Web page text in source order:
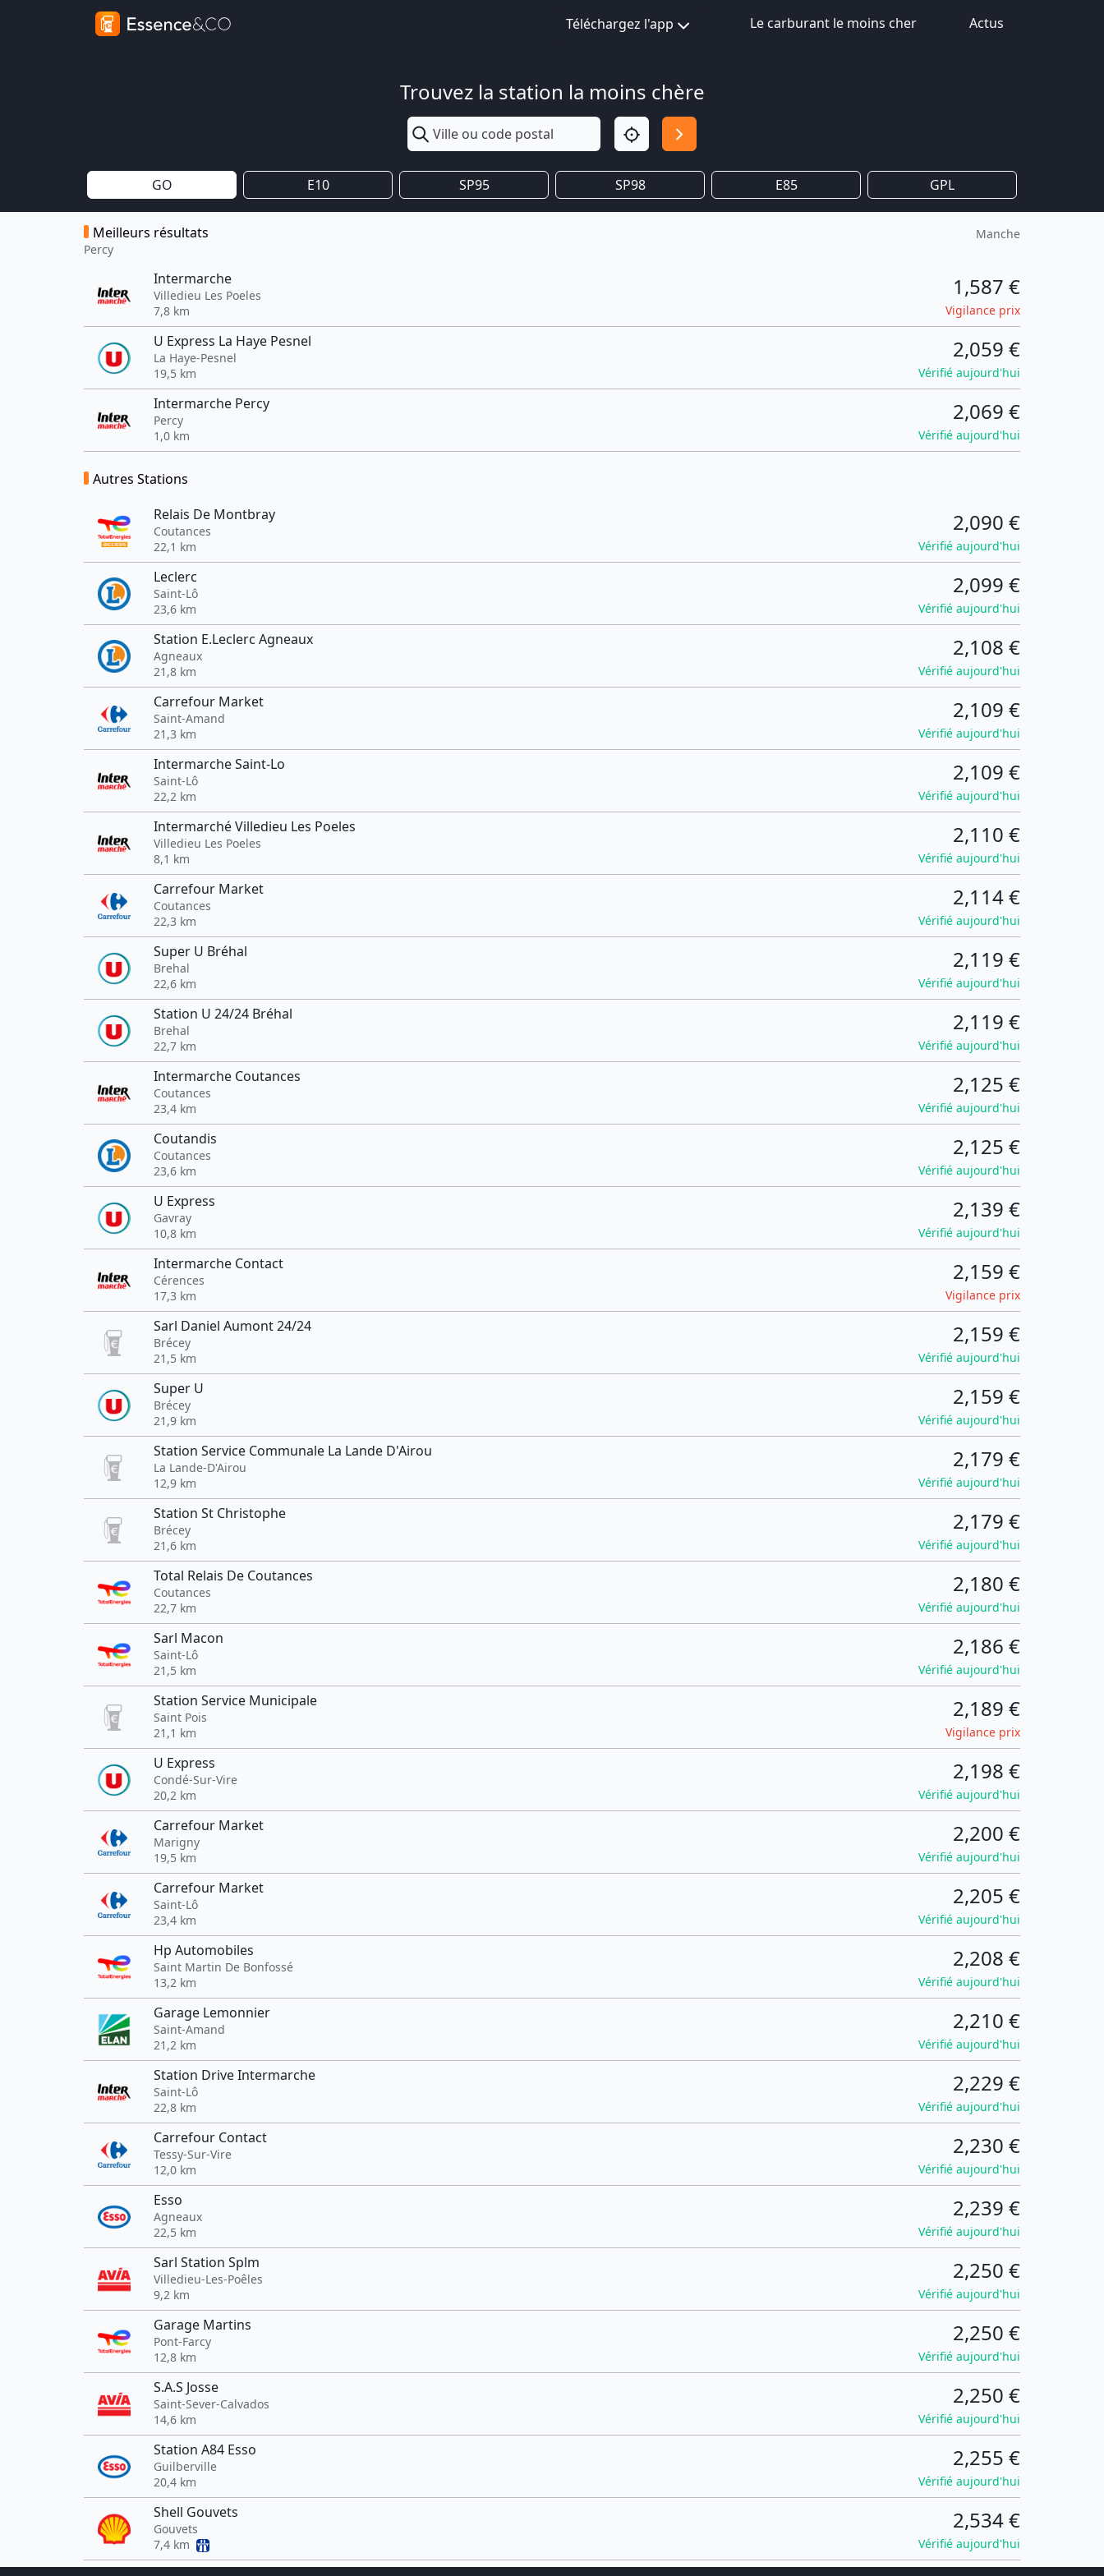
Téléchargez l'app Le carburant le moins cher Actus
Trouvez la station la moins chère
GO E10 SP95 SP98 E85 GPL
Meilleurs résultats
Percy
Manche
Intermarche
Villedieu Les Poeles
7,8 km
1,587 €
Vigilance prix
U Express La Haye Pesnel
La Haye-Pesnel
19,5 km
2,059 €
Vérifié aujourd'hui
Intermarche Percy
Percy
1,0 km
2,069 €
Vérifié aujourd'hui
Autres Stations
Relais De Montbray
Coutances
22,1 km
2,090 €
Vérifié aujourd'hui
Leclerc
Saint-Lô
23,6 km
2,099 €
Vérifié aujourd'hui
Station E.Leclerc Agneaux
Agneaux
21,8 km
2,108 €
Vérifié aujourd'hui
Carrefour Market
Saint-Amand
21,3 km
2,109 €
Vérifié aujourd'hui
Intermarche Saint-Lo
Saint-Lô
22,2 km
2,109 €
Vérifié aujourd'hui
Intermarché Villedieu Les Poeles
Villedieu Les Poeles
8,1 km
2,110 €
Vérifié aujourd'hui
Carrefour Market
Coutances
22,3 km
2,114 €
Vérifié aujourd'hui
Super U Bréhal
Brehal
22,6 km
2,119 €
Vérifié aujourd'hui
Station U 24/24 Bréhal
Brehal
22,7 km
2,119 €
Vérifié aujourd'hui
Intermarche Coutances
Coutances
23,4 km
2,125 €
Vérifié aujourd'hui
Coutandis
Coutances
23,6 km
2,125 €
Vérifié aujourd'hui
U Express
Gavray
10,8 km
2,139 €
Vérifié aujourd'hui
Intermarche Contact
Cérences
17,3 km
2,159 €
Vigilance prix
Sarl Daniel Aumont 24/24
Brécey
21,5 km
2,159 €
Vérifié aujourd'hui
Super U
Brécey
21,9 km
2,159 €
Vérifié aujourd'hui
Station Service Communale La Lande D'Airou
La Lande-D'Airou
12,9 km
2,179 €
Vérifié aujourd'hui
Station St Christophe
Brécey
21,6 km
2,179 €
Vérifié aujourd'hui
Total Relais De Coutances
Coutances
22,7 km
2,180 €
Vérifié aujourd'hui
Sarl Macon
Saint-Lô
21,5 km
2,186 €
Vérifié aujourd'hui
Station Service Municipale
Saint Pois
21,1 km
2,189 €
Vigilance prix
U Express
Condé-Sur-Vire
20,2 km
2,198 €
Vérifié aujourd'hui
Carrefour Market
Marigny
19,5 km
2,200 €
Vérifié aujourd'hui
Carrefour Market
Saint-Lô
23,4 km
2,205 €
Vérifié aujourd'hui
Hp Automobiles
Saint Martin De Bonfossé
13,2 km
2,208 €
Vérifié aujourd'hui
Garage Lemonnier
Saint-Amand
21,2 km
2,210 €
Vérifié aujourd'hui
Station Drive Intermarche
Saint-Lô
22,8 km
2,229 €
Vérifié aujourd'hui
Carrefour Contact
Tessy-Sur-Vire
12,0 km
2,230 €
Vérifié aujourd'hui
Esso
Agneaux
22,5 km
2,239 €
Vérifié aujourd'hui
Sarl Station Splm
Villedieu-Les-Poêles
9,2 km
2,250 €
Vérifié aujourd'hui
Garage Martins
Pont-Farcy
12,8 km
2,250 €
Vérifié aujourd'hui
S.A.S Josse
Saint-Sever-Calvados
14,6 km
2,250 €
Vérifié aujourd'hui
Station A84 Esso
Guilberville
20,4 km
2,255 €
Vérifié aujourd'hui
Shell Gouvets
Gouvets
7,4 km
2,534 €
Vérifié aujourd'hui